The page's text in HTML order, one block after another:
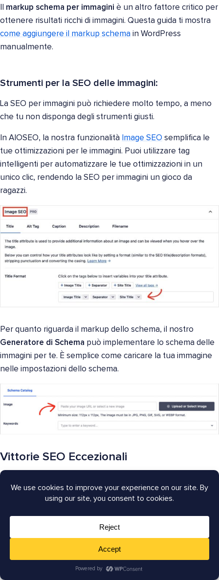
markup schema per immagini è un altro fattore critico per
ottenere risultati ricchi di immagini. Questa guida ti mostra
come aggiungere il markup schema in WordPress
manualmente.
Strumenti per la SEO delle immagini:
La SEO per immagini può richiedere molto tempo, a meno
che tu non disponga degli strumenti giusti.
In AIOSEO, la nostra funzionalità Image SEO semplifica le
tue ottimizzazioni per le immagini. Puoi utilizzare tag
intelligenti per automatizzare le tue ottimizzazioni in un
unico clic, rendendo la SEO per immagini un gioco da
ragazzi.
Per quanto riguarda il markup dello schema, il nostro
Generatore di Schema può implementare lo schema delle
immagini per te. È semplice come caricare la tua immagine
nelle impostazioni dello schema.
Vittorie SEO Eccezionali
pena evidenziare su redarcelectronics.com:
1. Hanno creato una pagina 404 personalizzata.
, o errori di pagina non trovata, si verificano
quando una pagina non esiste più. Ciò può accadere
quando il contenuto viene eliminato o spostato e non è